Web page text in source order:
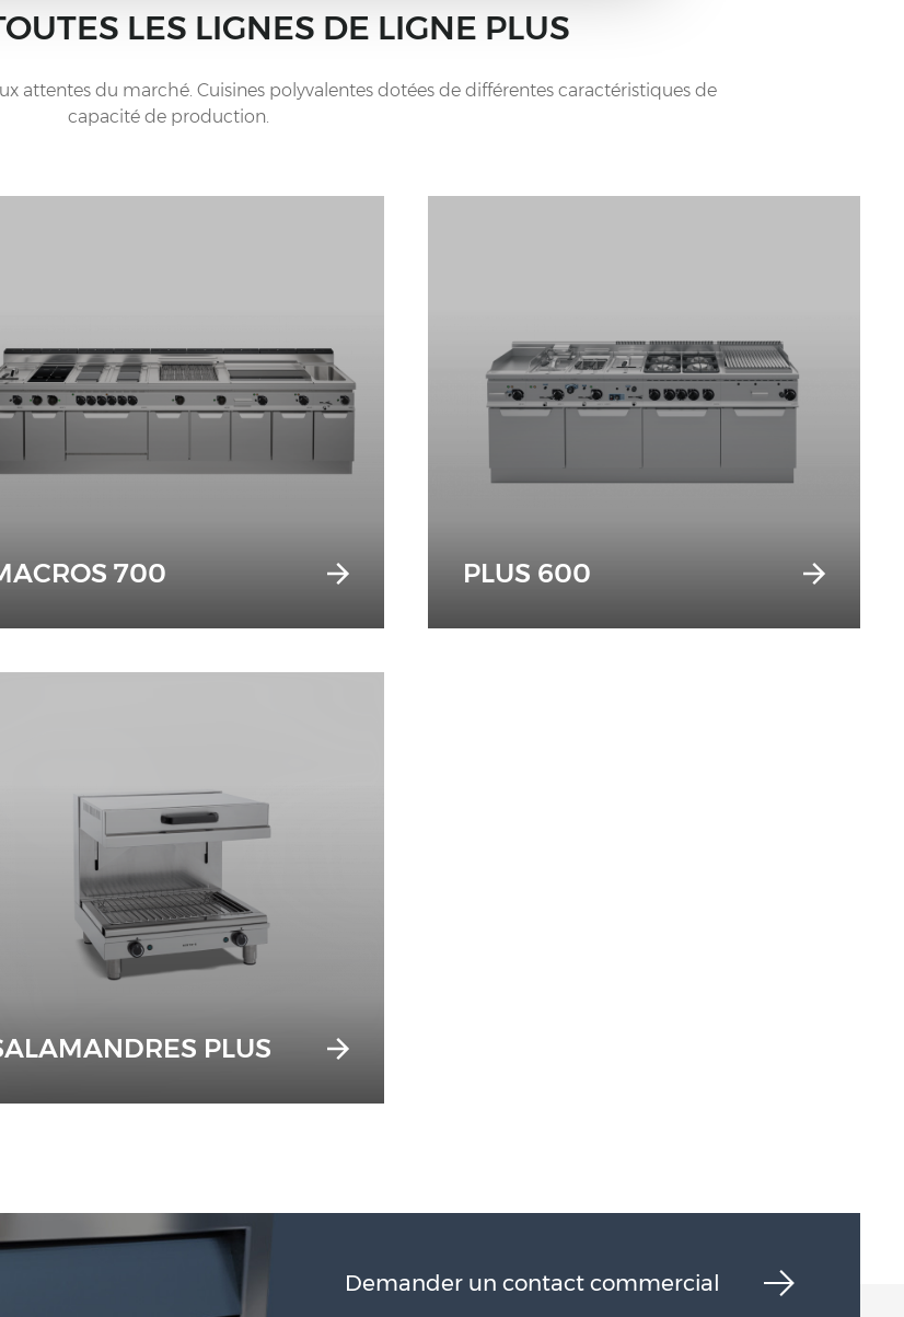
LES LIGNES DE LIGNE PLUS
attentes du marché. Cuisines polyvalentes dotées de différentes caractéristiques de
capacité de production.
700 PLUS 600
PLUS
Demander un contact commercial